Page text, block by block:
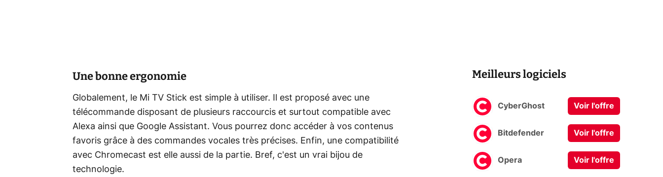
Une bonne ergonomie
Globalement, le Mi TV Stick est simple à utiliser. Il est proposé avec une
télécommande disposant de plusieurs raccourcis et surtout compatible avec
Alexa ainsi que Google Assistant. Vous pourrez donc accéder à vos contenus
favoris grâce à des commandes vocales très précises. Enfin, une compatibilité
avec Chromecast est elle aussi de la partie. Bref, c'est un vrai bijou de
technologie.
Meilleurs logiciels
CyberGhost Voir l'offre
Bitdefender Voir l'offre
Opera Voir l'offre